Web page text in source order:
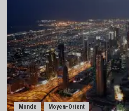
Monde Moyen-Orient